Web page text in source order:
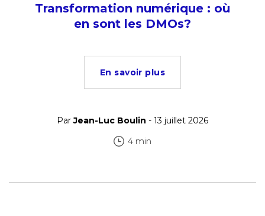
Transformation numérique : où
en sont les DMOs?
En savoir plus
ParJean-Luc Boulin - 13 juillet 2026
4 min